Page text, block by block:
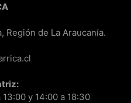
Región de La Araucanía.
y 14:00 a 18:30